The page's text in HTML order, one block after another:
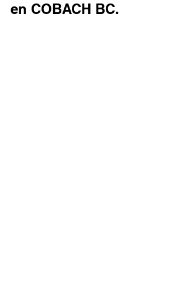
en COBACH BC.